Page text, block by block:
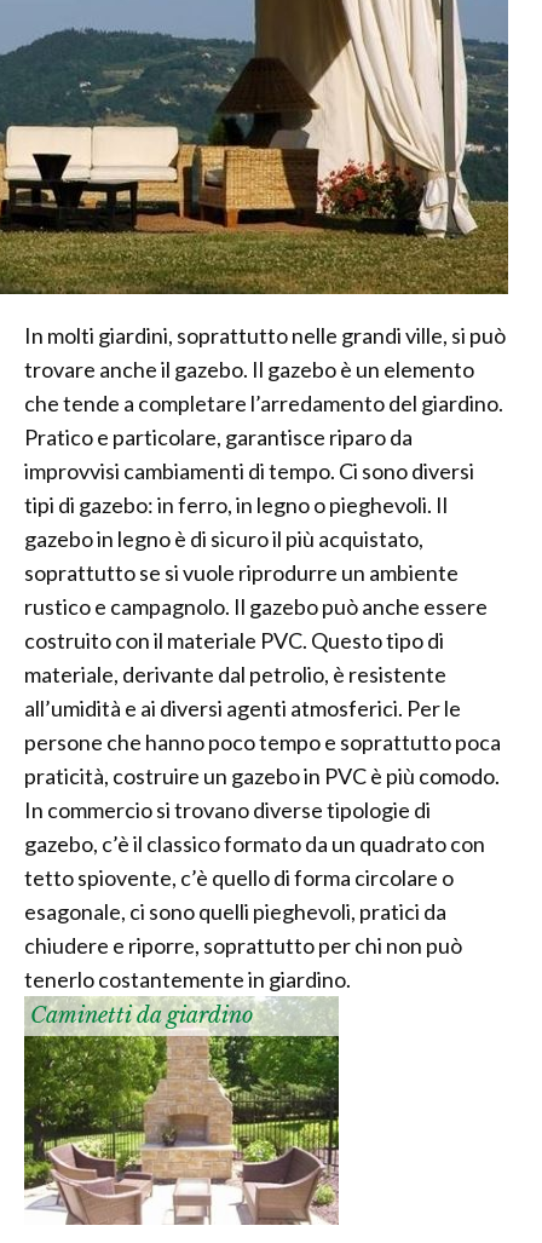
In molti giardini, soprattutto nelle grandi ville, si può
trovare anche il gazebo. Il gazebo è un elemento
che tende a completare l’arredamento del giardino.
Pratico e particolare, garantisce riparo da
improvvisi cambiamenti di tempo. Ci sono diversi
tipi di gazebo: in ferro, in legno o pieghevoli. Il
gazebo in legno è di sicuro il più acquistato,
soprattutto se si vuole riprodurre un ambiente
rustico e campagnolo. Il gazebo può anche essere
costruito con il materiale PVC. Questo tipo di
materiale, derivante dal petrolio, è resistente
all’umidità e ai diversi agenti atmosferici. Per le
persone che hanno poco tempo e soprattutto poca
praticità, costruire un gazebo in PVC è più comodo.
In commercio si trovano diverse tipologie di
gazebo, c’è il classico formato da un quadrato con
tetto spiovente, c’è quello di forma circolare o
esagonale, ci sono quelli pieghevoli, pratici da
chiudere e riporre, soprattutto per chi non può
tenerlo costantemente in giardino.
Caminetti da giardino